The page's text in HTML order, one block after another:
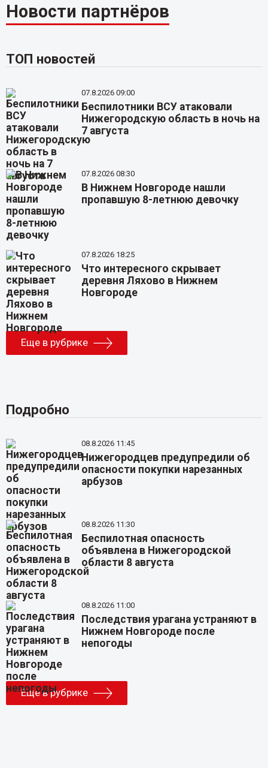
Новости партнёров
ТОП новостей
07.8.2026 09:00
Беспилотники ВСУ атаковали
Нижегородскую область в ночь на
7 августа
07.8.2026 08:30
В Нижнем Новгороде нашли
пропавшую 8-летнюю девочку
07.8.2026 18:25
Что интересного скрывает
деревня Ляхово в Нижнем
Новгороде
Еще в рубрике
Подробно
08.8.2026 11:45
Нижегородцев предупредили об
опасности покупки нарезанных
арбузов
08.8.2026 11:30
Беспилотная опасность
объявлена в Нижегородской
области 8 августа
08.8.2026 11:00
Последствия урагана устраняют в
Нижнем Новгороде после
непогоды
Еще в рубрике